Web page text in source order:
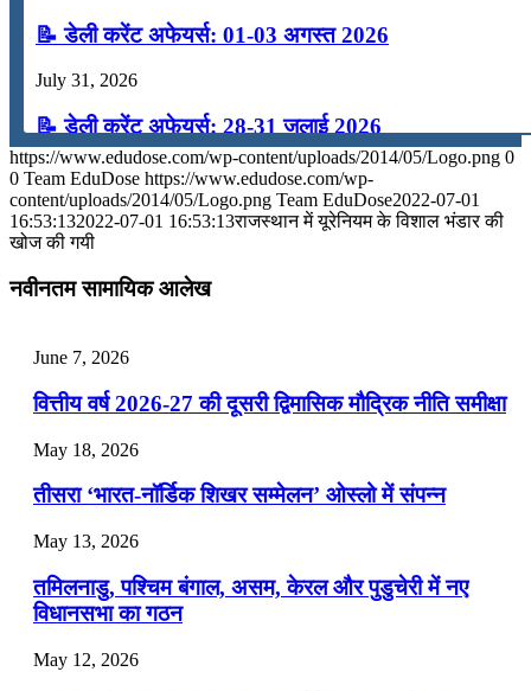
टुडेज जीके
📝 डेली करेंट अफेयर्स: 01-03 अगस्त 2026
July 31, 2026
📝 डेली करेंट अफेयर्स: 28-31 जुलाई 2026
July 28, 2026
📝 डेली करेंट अफेयर्स: 25-27 जुलाई 2026
July 22, 2026
📝 डेली करेंट अफेयर्स: 19-21 जुलाई 2026
July 19, 2026
📝 डेली करेंट अफेयर्स: 16-18 जुलाई 2026
July 16, 2026
📝 डेली करेंट अफेयर्स: 13-15 जुलाई 2026
https://www.edudose.com/wp-content/uploads/2014/05/Logo.png 0
0 Team EduDose https://www.edudose.com/wp-
content/uploads/2014/05/Logo.png Team EduDose2022-07-01
16:53:132022-07-01 16:53:13राजस्थान में यूरेनियम के विशाल भंडार की
खोज की गयी
नवीनतम सामायिक आलेख
June 7, 2026
वित्तीय वर्ष 2026-27 की दूसरी द्विमासिक मौद्रिक नीति समीक्षा
May 18, 2026
तीसरा ‘भारत-नॉर्डिक शिखर सम्मेलन’ ओस्लो में संपन्न
May 13, 2026
तमिलनाडु, पश्चिम बंगाल, असम, केरल और पुडुचेरी में नए
विधानसभा का गठन
May 12, 2026